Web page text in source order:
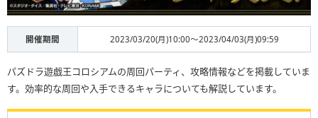
開催期間 2023/03/20(月)10:00～2023/04/03(月)09:59
パズドラ遊戯王コロシアムの周回パーティ、攻略情報などを掲載していま
す。効率的な周回や入手できるキャラについても解説しています。